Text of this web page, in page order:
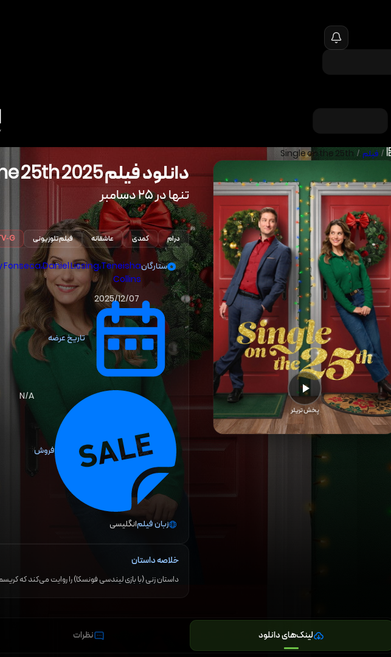
/ فیلم /
Single on the 25th
دانلود فیلم2025
25th
تنها در ۲۵ دسامبر
پخش تریلر
درام کمدی عاشقانه فیلم تلوزیونی G
ستارگان Fonseca،Daniel Lissing،Teneisha
Collins
تاریخ عرضه
2025/12/07
فروش
N/A
زبان فیلمانگلیسی
خلاصه داستان
داستان زنی (با بازی لیندسی فونسکا) را روایت می‌کند که
لینک‌های دانلود نظرات